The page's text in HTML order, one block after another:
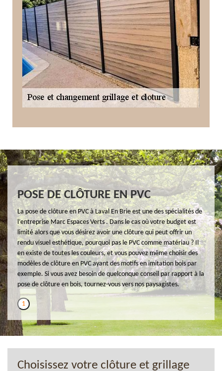
POSE DE CLÔTURE EN PVC
La pose de clôture en PVC à Laval En Brie est une des spécialités de
l’entreprise Marc Espaces Verts . Dans le cas où votre budget est
limité alors que vous désirez avoir une clôture qui peut offrir un
rendu visuel esthétique, pourquoi pas le PVC comme matériau ? Il
en existe de toutes les couleurs, et vous pouvez même choisir des
modèles de clôture en PVC ayant des motifs en imitation bois par
exemple. Si vous avez besoin de quelconque conseil par rapport à la
pose de clôture en bois, tournez-vous vers nos paysagistes.
1
Choisissez votre clôture et grillage